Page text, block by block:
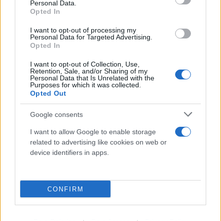
Personal Data.
Opted In
I want to opt-out of processing my
Personal Data for Targeted Advertising.
Opted In
I want to opt-out of Collection, Use,
Retention, Sale, and/or Sharing of my
Personal Data that Is Unrelated with the
Purposes for which it was collected.
Opted Out
Google consents
I want to allow Google to enable storage
related to advertising like cookies on web or
device identifiers in apps.
CONFIRM
Λένα Σαμαρά: Σε κλίμα συγκίνησης το